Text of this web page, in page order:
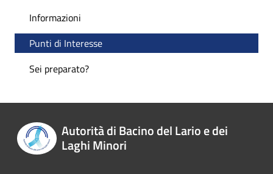
Informazioni
Punti di Interesse
Sei preparato?
Autorità di Bacino del Lario e dei
Laghi Minori